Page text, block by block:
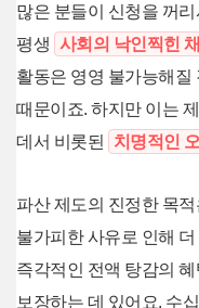
많은 분들이 신청을 꺼
평생 사회의 낙인찍힌
활동은 영영 불가능해질
때문이죠. 하지만 이는
데서 비롯된
치명적인
파산 제도의 진정한 목
불가피한 사유로 인해
즉각적인 전액 탕감의
보장하는 데 있어요. 수